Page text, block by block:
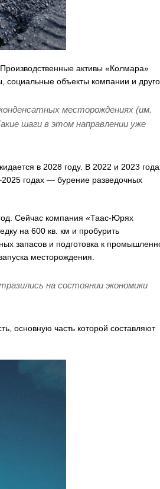
активы «Колмара»
социальные объекты компании и
месторождениях (им.
шаги в этом направлении уже
в 2028 году. В 2022 и 2023
годах — бурение разведочных
Сейчас компания «Таас-Юрях
на 600 кв. км и пробурить
запасов и подготовка к
месторождения.
на состоянии экономики
основную часть которой составляют